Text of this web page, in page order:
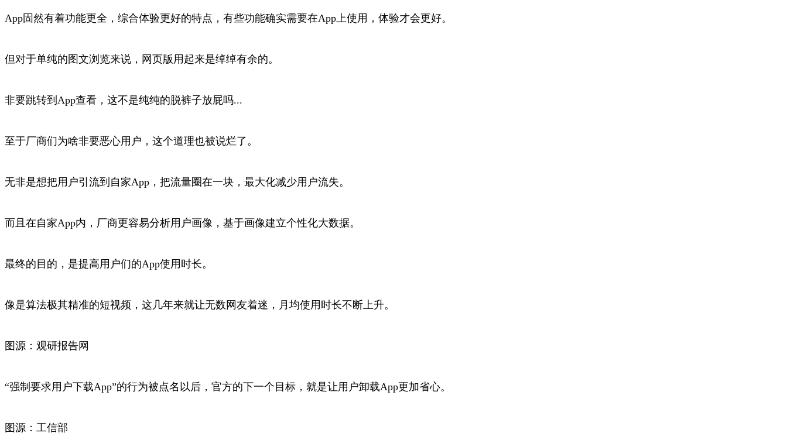
App固然有着功能更全，综合体验更好的特点，有些功能确实需要在App上使用，体验才会更好。
但对于单纯的图文浏览来说，网页版用起来是绰绰有余的。
非要跳转到App查看，这不是纯纯的脱裤子放屁吗...
至于厂商们为啥非要恶心用户，这个道理也被说烂了。
无非是想把用户引流到自家App，把流量圈在一块，最大化减少用户流失。
而且在自家App内，厂商更容易分析用户画像，基于画像建立个性化大数据。
最终的目的，是提高用户们的App使用时长。
像是算法极其精准的短视频，这几年来就让无数网友着迷，月均使用时长不断上升。
图源：观研报告网
“强制要求用户下载App”的行为被点名以后，官方的下一个目标，就是让用户卸载App更加省心。
图源：工信部